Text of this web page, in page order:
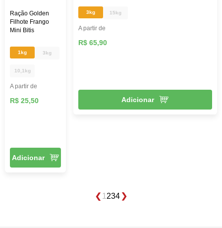
Ração Golden
Filhote Frango
Mini Bitis
1kg 3kg
10,1kg
A partir de
R$ 25,50
Adicionar
3kg 15kg
A partir de
R$ 65,90
Adicionar
1 234